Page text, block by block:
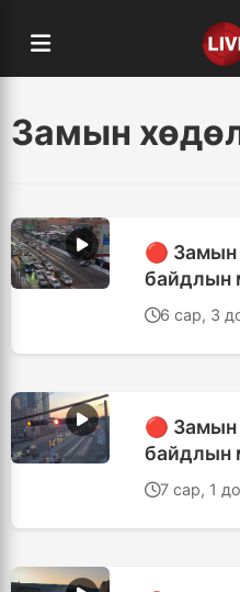
Замын
🔴 Замын
байдлын
6 сар, 3
🔴 Замын
байдлын
7 сар, 1